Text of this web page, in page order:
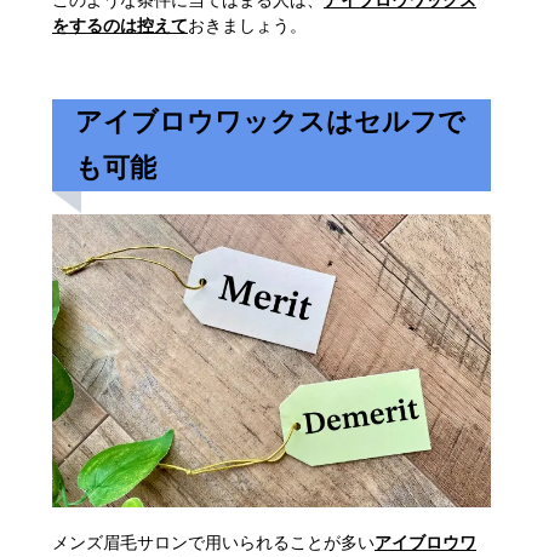
をするのは控えておきましょう。
アイブロウワックスはセルフで
も可能
メンズ眉毛サロンで用いられることが多いアイブロウワ